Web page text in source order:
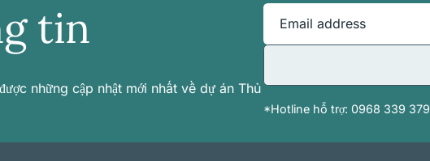
tin
những cập nhật mới nhất về dự án Thủ
Email address
*Hotline hỗ trợ: 0968 339 379